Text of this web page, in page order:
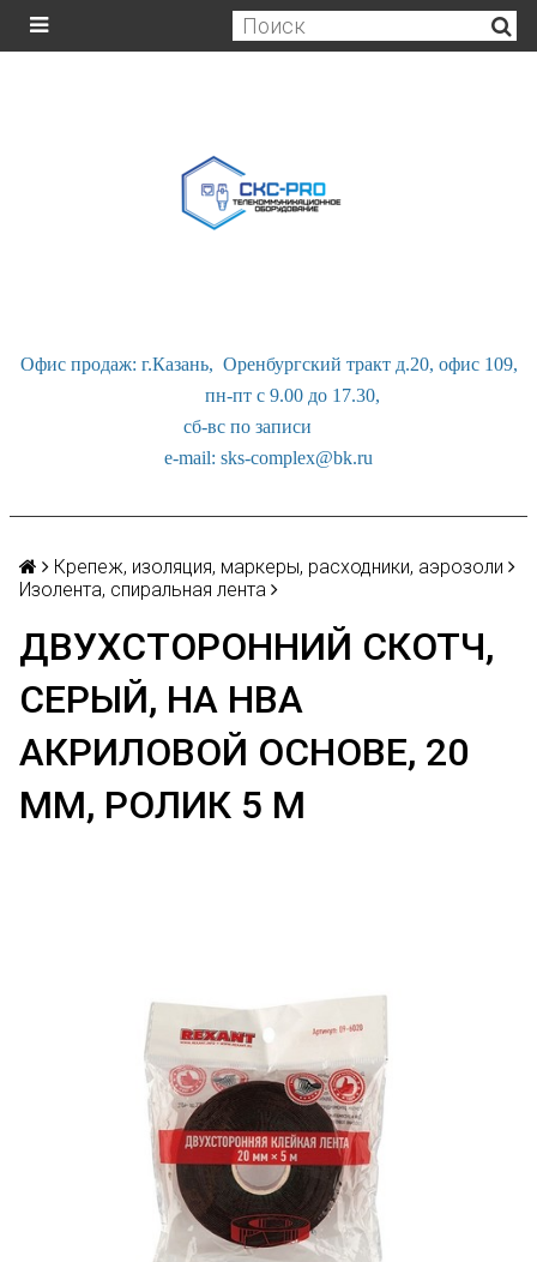
Офис продаж: г.Казань, Оренбургский тракт д.20, офис 109,
пн-пт с 9.00 до 17.30,
сб-вс по записи
e-mail: sks-complex@bk.ru
Крепеж, изоляция, маркеры, расходники, аэрозоли
Изолента, спиральная лента
ДВУХСТОРОННИЙ СКОТЧ,
СЕРЫЙ, НА HBA
АКРИЛОВОЙ ОСНОВЕ, 20
ММ, РОЛИК 5 М